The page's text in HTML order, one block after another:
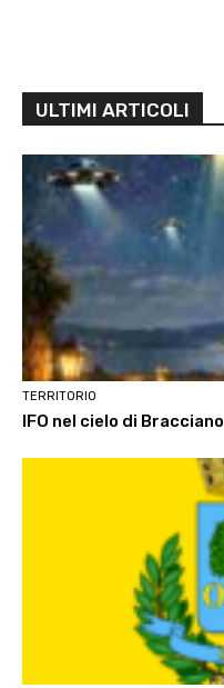
ULTIMI ARTICOLI
TERRITORIO
IFO nel cielo di Bracciano